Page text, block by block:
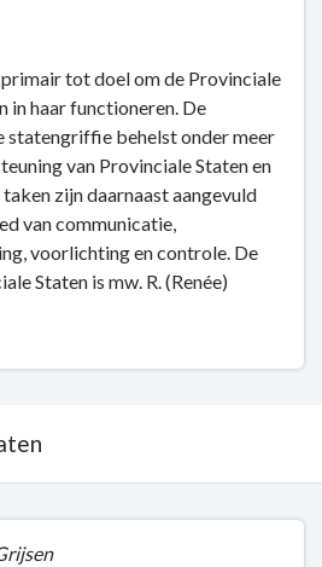
tot doel om de Provinciale
in haar functioneren. De
statengriffie behelst onder meer
van Provinciale Staten en
zijn daarnaast aangevuld
van communicatie,
voorlichting en controle. De
Staten is mw. R. (Renée)